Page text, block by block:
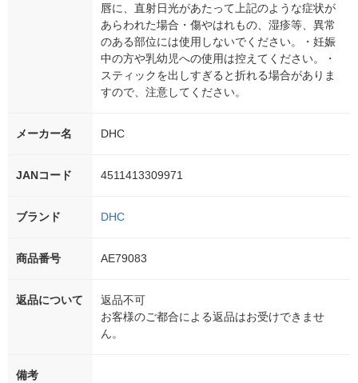
唇に、直射日光があたって上記のような症状が
あらわれた場合・傷やはれもの、湿疹等、異常
のある部位には使用しないでください。・妊娠
中の方や乳幼児への使用は控えてください。・
スティックを出しすぎると折れる場合がありま
すので、注意してください。
メーカー名 DHC
JANコード 4511413309971
ブランド DHC
商品番号 AE79083
返品について
返品不可
お客様のご都合による返品はお受けできませ
ん。
備考